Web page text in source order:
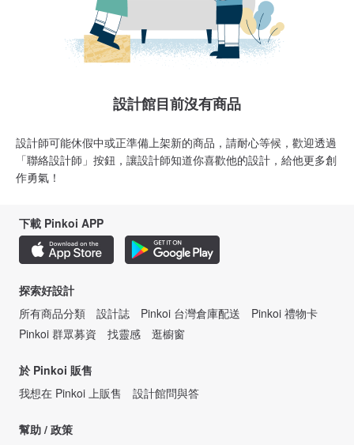
設計館目前沒有商品
設計師可能休假中或正準備上架新的商品，請耐心等候，歡迎透過
「聯絡設計師」按鈕，讓設計師知道你喜歡他的設計，給他更多創
作勇氣！
下載 Pinkoi APP
探索好設計
所有商品分類
設計誌 Pinkoi 台灣倉庫配送
Pinkoi 禮物卡
Pinkoi 群眾募資
找靈感 逛櫥窗
於 Pinkoi 販售
我想在 Pinkoi 上販售
設計館問與答
幫助 / 政策